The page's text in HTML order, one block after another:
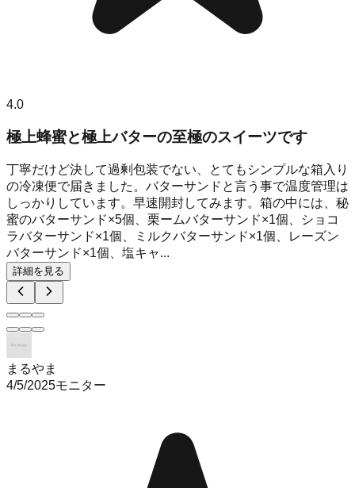
4.0
極上蜂蜜と極上バターの至極のスイーツです
丁寧だけど決して過剰包装でない、とてもシンプルな箱入り
の冷凍便で届きました。バターサンドと言う事で温度管理は
しっかりしています。早速開封してみます。箱の中には、秘
蜜のバターサンド×5個、栗ームバターサンド×1個、ショコ
ラバターサンド×1個、ミルクバターサンド×1個、レーズン
バターサンド×1個、塩キャ...
詳細を見る
まるやま
4/5/2025モニター